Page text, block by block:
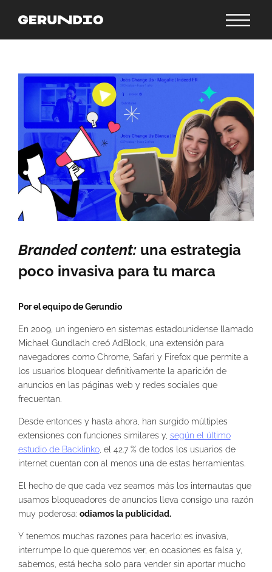
Branded content:una estrategia
poco invasiva para tu marca
Por el equipo de Gerundio
En 2009, un ingeniero en sistemas estadounidense llamado
Michael Gundlach creó AdBlock, una extensión para
navegadores como Chrome, Safari y Firefox que permite a
los usuarios bloquear definitivamente la aparición de
anuncios en las páginas web y redes sociales que
frecuentan.
Desde entonces y hasta ahora, han surgido múltiples
extensiones con funciones similares y, según el último
estudio de Backlinko, el 42.7 % de todos los usuarios de
internet cuentan con al menos una de estas herramientas.
El hecho de que cada vez seamos más los internautas que
usamos bloqueadores de anuncios lleva consigo una razón
muy poderosa: odiamos la publicidad.
Y tenemos muchas razones para hacerlo: es invasiva,
interrumpe lo que queremos ver, en ocasiones es falsa y,
sabemos, está hecha solo para vender sin aportar mucho